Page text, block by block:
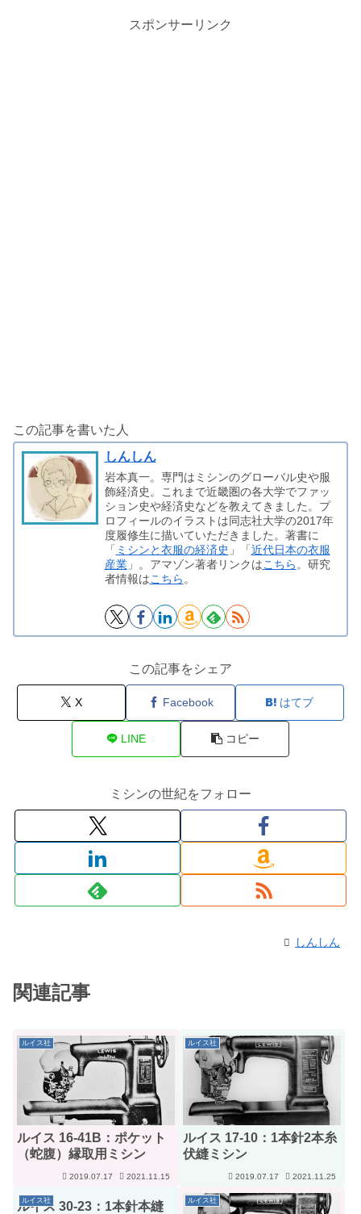
スポンサーリンク
この記事を書いた人
しんしん
岩本真一。専門はミシンのグローバル史や服
飾経済史。これまで近畿圏の各大学でファッ
ション史や経済史などを教えてきました。プ
ロフィールのイラストは同志社大学の2017年
度履修生に描いていただきました。著書に
「 ミシンと衣服の経済史 」「 近代日本の衣服
産業」。アマゾン著者リンクはこちら 。研究
者情報はこちら 。
この記事をシェア
X Facebook はてブ
LINE コピー
ミシンの世紀をフォロー
しんしん
関連記事
ルイス社
ルイス 16-41B：ポケット
（蛇腹）縁取用ミシン
2019.07.17 2021.11.15
ルイス社
ルイス 17-10：1本針2本糸
伏縫ミシン
2019.07.17 2021.11.25
ルイス社
ルイス 30-23：1本針本縫
ルイス社